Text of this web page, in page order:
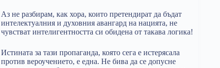
Аз не разбирам, как хора, които претендират да бъдат
интелектуалния и духовния авангард на нацията, не
чувстват интелигентността си обидена от такава логика!
Истината за тази пропаганда, която сега е истерясала
против вероучението, е една. Не бива да се допусне